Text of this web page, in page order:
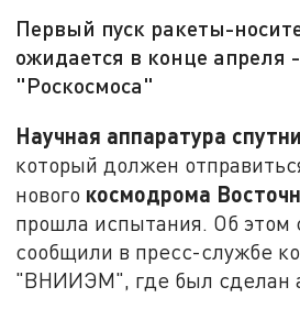
Первый пуск ракеты-
ожидается в конце апреля
"Роскосмоса"
Научная аппаратура
который должен
нового космодрома
прошла испытания. Об этом
сообщили в пресс-службе
"ВНИИЭМ", где был сделан